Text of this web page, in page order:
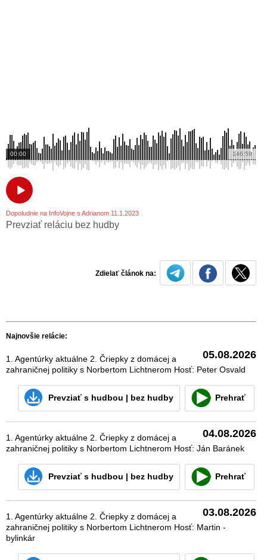
146:59
00:00
Dopoludnie na InfoVojne s Adrianom 11.1.2023
Prevziať reláciu bez hudby
Zdielať článok na:
Najnovšie relácie:
05.08.2026
1. Agentúrky aktuálne 2. Čriepky z domácej a
zahraničnej politiky s Norbertom Lichtnerom Hosť: Peter Osvald
Prevziať s hudbou | bez hudby Prehrať
04.08.2026
1. Agentúrky aktuálne 2. Čriepky z domácej a
zahraničnej politiky s Norbertom Lichtnerom Hosť: Ján Baránek
Prevziať s hudbou | bez hudby Prehrať
03.08.2026
1. Agentúrky aktuálne 2. Čriepky z domácej a
zahraničnej politiky s Norbertom Lichtnerom Hosť: Martin -
bylinkár